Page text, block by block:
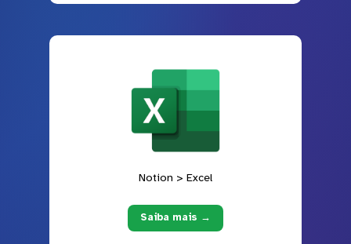
Notion > Excel
Saiba mais →